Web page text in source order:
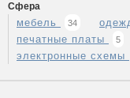
Сфера
мебель 34
печатные платы 5
электронные схемы